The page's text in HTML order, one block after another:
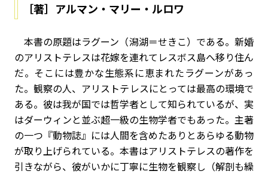
［著］アルマン・マリー・ルロワ
本書の原題はラグーン（潟湖＝せきこ）である。新婚
のアリストテレスは花嫁を連れてレスボス島へ移り住ん
だ。そこには豊かな生態系に恵まれたラグーンがあっ
た。観察の人、アリストテレスにとっては最高の環境で
ある。彼は我が国では哲学者として知られているが、実
はダーウィンと並ぶ超一級の生物学者でもあった。主著
の一つ『動物誌』には人間を含めたありとあらゆる動物
が取り上げられている。本書はアリストテレスの著作を
引きながら、彼がいかに丁寧に生物を観察し（解剖も繰